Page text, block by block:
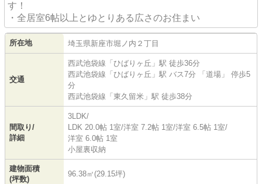
す！
・全居室6帖以上とゆとりある広さのお住まい
所在地 埼玉県新座市堀ノ内 ２丁目
交通
西武池袋線 「 ひばりヶ丘 」駅 徒歩36分
西武池袋線 「 ひばりヶ丘 」駅 バス7分 「道場」 停歩5
分
西武池袋線 「 東久留米 」駅 徒歩38分
間取り/
詳細
3LDK/
LDK 20.0帖 1室/洋室 7.2帖 1室/洋室 6.5帖 1室/
洋室 6.0帖 1室
小屋裏収納
建物面積
(坪数)
96.38㎡(29.15坪)